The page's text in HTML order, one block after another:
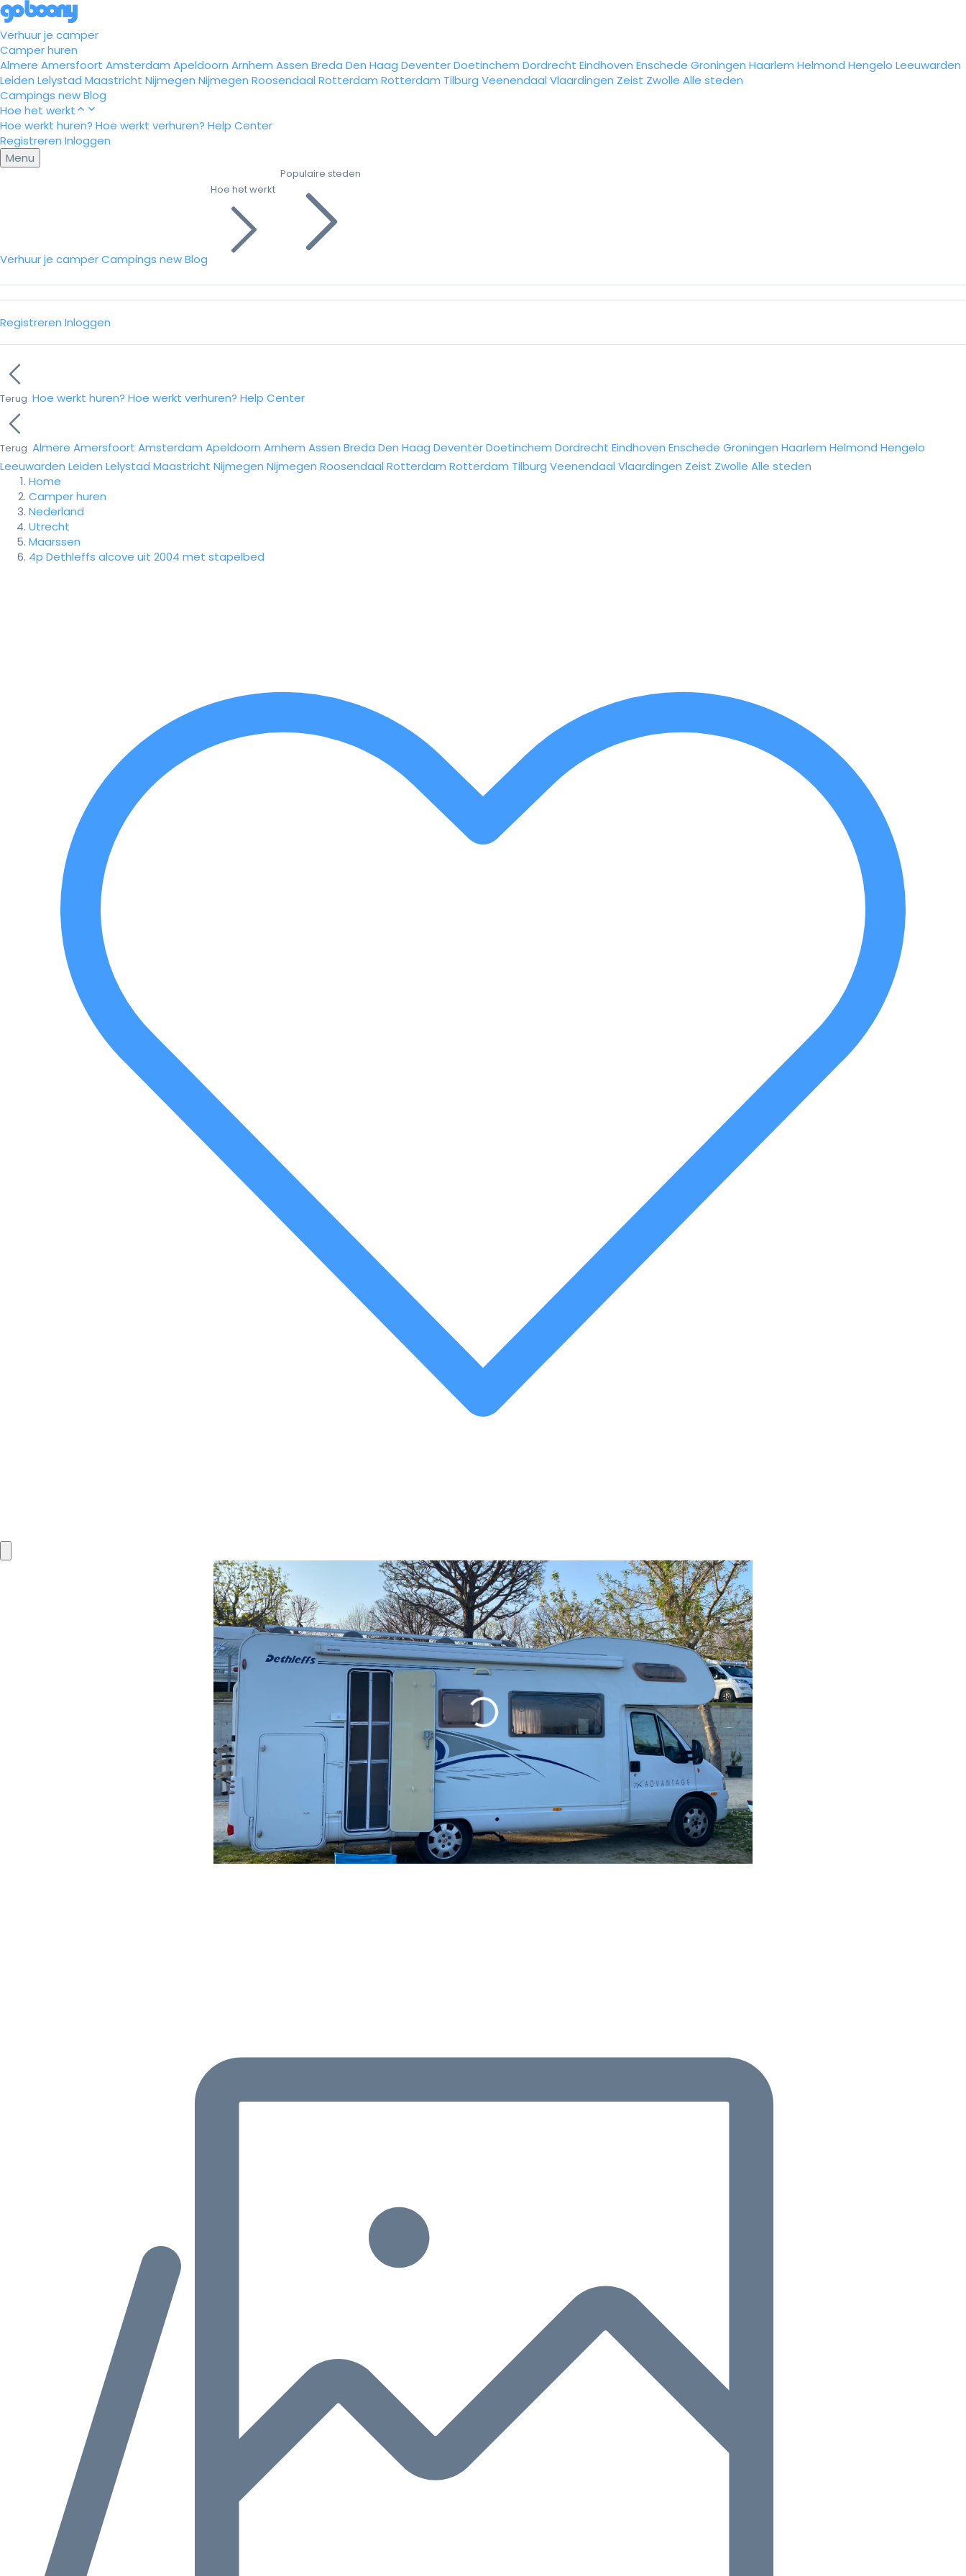
Verhuur je camper
Camper huren
Almere Amersfoort Amsterdam Apeldoorn Arnhem Assen Breda Den Haag DeventerDoetinchem Dordrecht Eindhoven Enschede Groningen Haarlem Helmond Hengelo Leeuwarden
Leiden Lelystad Maastricht Nijmegen Nijmegen Roosendaal Rotterdam Rotterdam Tilburg Veenendaal Vlaardingen Zeist Zwolle Alle steden
Campings newBlog
Hoe het werkt
Hoe werkt huren? Hoe werkt verhuren? Help Center
Registreren Inloggen
Menu
Verhuur je camperCampings newBlog
Hoe het werkt
Populaire steden
Registreren Inloggen
Terug Hoe werkt huren? Hoe werkt verhuren? Help Center
Terug Almere Amersfoort Amsterdam Apeldoorn Arnhem Assen Breda Den Haag DeventerDoetinchem Dordrecht Eindhoven Enschede Groningen Haarlem Helmond Hengelo
Leeuwarden Leiden Lelystad Maastricht Nijmegen Nijmegen Roosendaal Rotterdam Rotterdam Tilburg Veenendaal Vlaardingen Zeist Zwolle Alle steden
Home
Camper huren
Nederland
Utrecht
Maarssen
4p Dethleffs alcove uit 2004 met stapelbed